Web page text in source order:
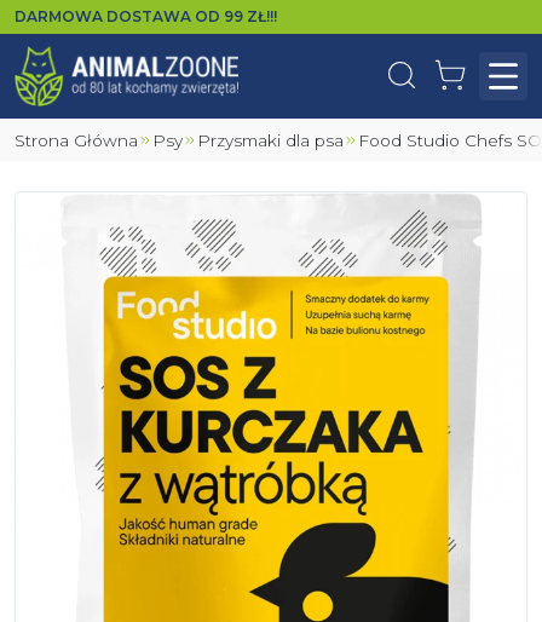
DARMOWA DOSTAWA OD 99 ZŁ!!!
WyszukajKoszyk
Strona Główna Psy Przysmaki dla psa Food Studio Chefs